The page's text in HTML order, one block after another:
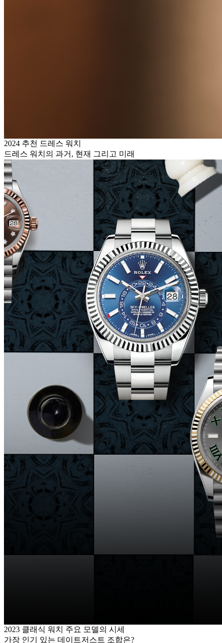
2024 추천 드레스 워치
드레스 워치의 과거, 현재 그리고 미래
2023 클래식 워치 주요 모델의 시세
가장 인기 있는 데이트저스트 조합은?